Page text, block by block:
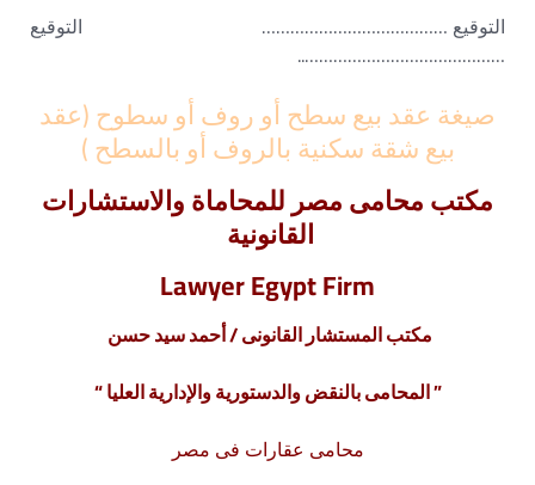
التوقيع ………………………………… التوقيع
……………………………………..
صيغة عقد بيع سطح أو روف أو سطوح (عقد
بيع شقة سكنية بالروف أو بالسطح )
مكتب محامى مصر للمحاماة والاستشارات
القانونية
Lawyer Egypt Firm
مكتب المستشار القانونى / أحمد سيد حسن
” المحامى بالنقض والدستورية والإدارية العليا “
محامى عقارات فى مصر